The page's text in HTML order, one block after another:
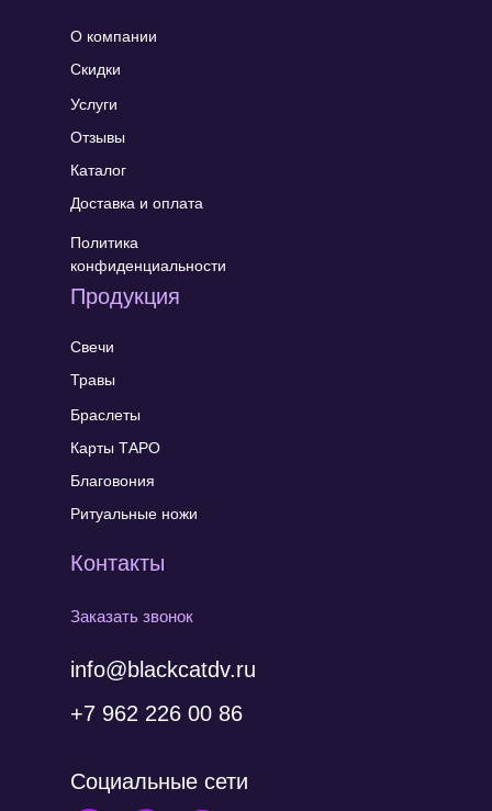
Продукция
Контакты
Заказать звонок
О компании
Каталог
Доставка и оплата
Скидки
Отзывы
Политика
конфиденциальности
Услуги
Свечи
Травы
Браслеты
Карты ТАРО
Благовония
Ритуальные ножи
info@blackcatdv.ru
Социальные сети
+7 962 226 00 86